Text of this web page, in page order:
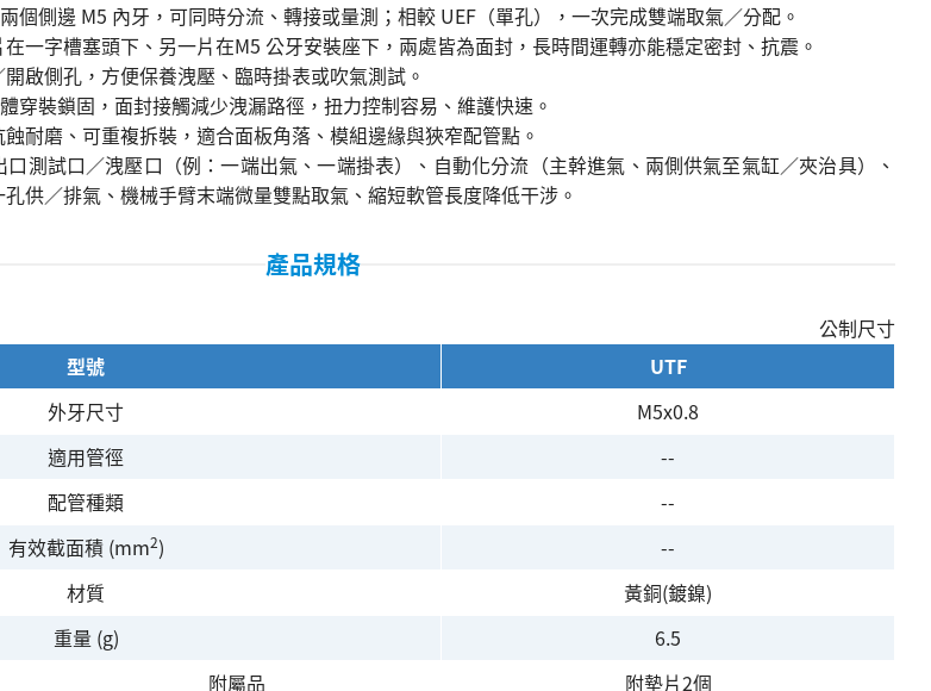
兩個側邊 M5 內牙，可同時分流、轉接或量測；相較 UEF（單孔），一次完成雙端取氣／分配。
在一字槽塞頭下、另一片在M5 公牙安裝座下，兩處皆為面封，長時間運轉亦能穩定密封、抗震。
開啟側孔，方便保養洩壓、臨時掛表或吹氣測試。
穿裝鎖固，面封接觸減少洩漏路徑，扭力控制容易、維護快速。
蝕耐磨、可重複拆裝，適合面板角落、模組邊緣與狹窄配管點。
測試口／洩壓口（例：一端出氣、一端掛表）、自動化分流（主幹進氣、兩側供氣至氣缸／夾治具）、
供／排氣、機械手臂末端微量雙點取氣、縮短軟管長度降低干涉。
產品規格
公制尺寸
型號
UTF
外牙尺寸
M5x0.8
適用管徑
--
配管種類
--
有效截面積 (mm2)
--
材質
黃銅(鍍鎳)
重量 (g)
6.5
附屬品
附墊片2個